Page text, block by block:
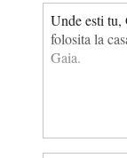
Unde esti tu,
folosita la
Gaia.